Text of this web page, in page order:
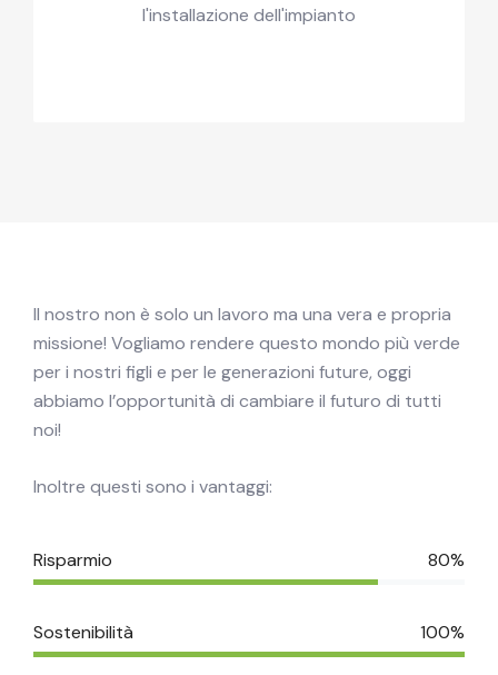
l'installazione dell'impianto
Il nostro non è solo un lavoro ma una vera e propria
missione! Vogliamo rendere questo mondo più verde
per i nostri figli e per le generazioni future, oggi
abbiamo l’opportunità di cambiare il futuro di tutti
noi!
Inoltre questi sono i vantaggi:
Risparmio 80%
Sostenibilità 100%